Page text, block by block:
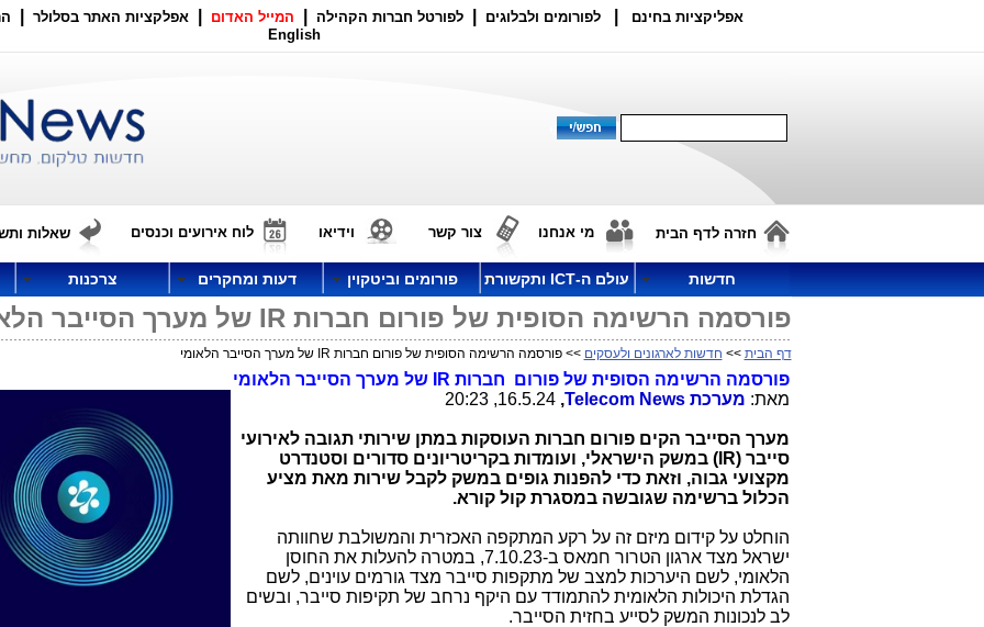
אפליקציות בחינם לפורומים ולבלוגים לפורטל חברות הקהילה המייל האדום אפלקציות האתר בסלולר
English
חזרה לדף הבית מי אנחנו צור קשר וידיאו לוח אירועים וכנסים שאלות
חדשות עולם ה-ICT ותקשורת פורומים וביטקוין דעות ומחקרים צרכנות
פורסמה הרשימה הסופית של פורום חברות IR של מערך הסייבר הלאומי
דף הבית >> חדשות לארגונים ולעסקים >> פורסמה הרשימה הסופית של פורום חברות IR של מערך הסייבר הלאומי
פורסמה הרשימה הסופית של פורום חברות IR
של מערך הסייבר הלאומי
מאת: מערכת Telecom News
,
16.5.24, 20:23
מערך הסייבר הקים פורום חברות העוסקות במתן שירותי תגובה לאירועי
סייברIR)) במשק הישראלי, ועומדות בקריטריונים סדורים וסטנדרט
מקצועי גבוה, וזאת כדי להפנות גופים במשק לקבל שירות מאת מציע
הכלול ברשימה שגובשה במסגרת קול קורא.
הוחלט על קידום מיזם זה על רקע המתקפה האכזרית והמשולבת שחוותה
ישראל מצד ארגון הטרור חמאס ב-7.10.23, במטרה להעלות את החוסן
הלאומי, לשם היערכות למצב של מתקפות סייבר מצד גורמים עוינים, לשם
הגדלת היכולות הלאומית להתמודד עם היקף נרחב של תקיפות סייבר, ובשים
לב לנכונות המשק לסייע בחזית הסייבר.